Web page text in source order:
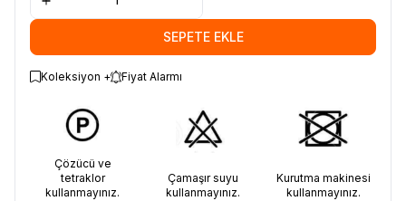
SEPETE EKLE
Koleksiyon + Fiyat Alarmı
Çözücü ve
tetraklor
kullanmayınız.
Çamaşır suyu
kullanmayınız.
Kurutma makinesi
kullanmayınız.